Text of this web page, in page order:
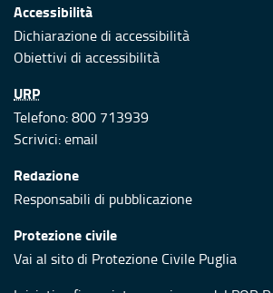
Accessibilità
Dichiarazione di accessibilità
Obiettivi di accessibilità
URP
Telefono: 800 713939
Scrivici:email
Redazione
Responsabili di pubblicazione
Protezione civile
Vai al sito di Protezione Civile Puglia